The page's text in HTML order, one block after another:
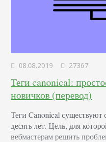
08.08.2019 27367
Теги canonical:
новичков (перевод)
Теги Canonical существуют
десять лет. Цель, для
вебмастерам решить